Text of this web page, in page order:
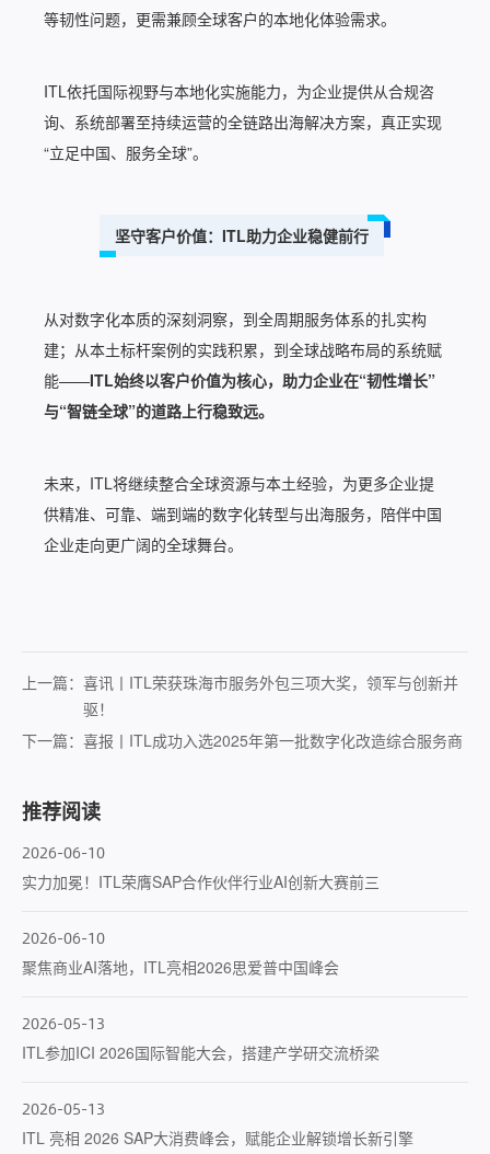
等韧性问题，更需兼顾全球客户的本地化体验需求。
ITL依托国际视野与本地化实施能力，为企业提供从合规咨
询、系统部署至持续运营的全链路出海解决方案，真正实现
“立足中国、服务全球”。
坚守客户价值：ITL助力企业稳健前行
从对数字化本质的深刻洞察，到全周期服务体系的扎实构
建；从本土标杆案例的实践积累，到全球战略布局的系统赋
能——ITL始终以客户价值为核心，助力企业在“韧性增长”
与“智链全球”的道路上行稳致远。
未来，ITL将继续整合全球资源与本土经验，为更多企业提
供精准、可靠、端到端的数字化转型与出海服务，陪伴中国
企业走向更广阔的全球舞台。
上一篇： 喜讯丨ITL荣获珠海市服务外包三项大奖，领军与创新并
驱！
下一篇： 喜报丨ITL成功入选2025年第一批数字化改造综合服务商
推荐阅读
2026-06-10
实力加冕！ITL荣膺SAP合作伙伴行业AI创新大赛前三
2026-06-10
聚焦商业AI落地，ITL亮相2026思爱普中国峰会
2026-05-13
ITL参加ICI 2026国际智能大会，搭建产学研交流桥梁
2026-05-13
ITL 亮相 2026 SAP大消费峰会，赋能企业解锁增长新引擎